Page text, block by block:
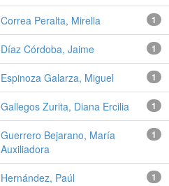
1
Correa Peralta, Mirella
1
Díaz Córdoba, Jaime
1
Espinoza Galarza, Miguel
1
Gallegos Zurita, Diana Ercilia
1
Guerrero Bejarano, María
Auxiliadora
1
Hernández, Paúl